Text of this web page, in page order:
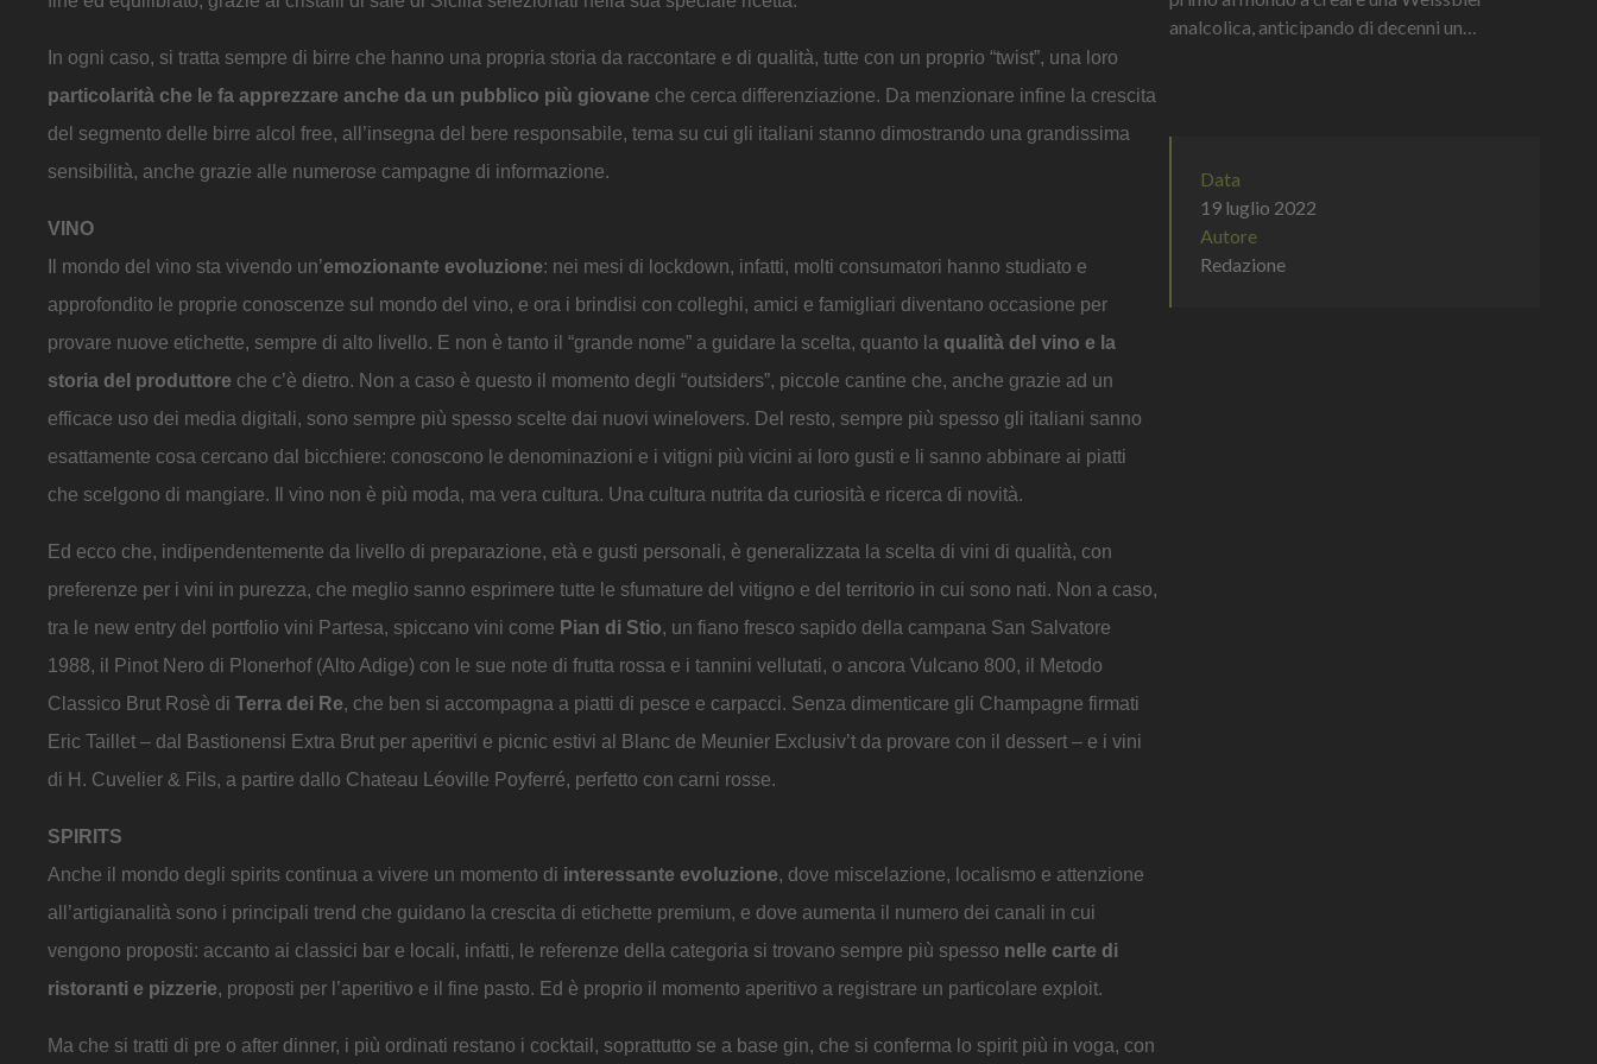
In ogni caso, si tratta sempre di birre che hanno una propria storia da raccontare e di qualità, tutte con un proprio “twist”, una loro
particolarità che le fa apprezzare anche da un pubblico più giovane che cerca differenziazione. Da menzionare infine la crescita
del segmento delle birre alcol free, all’insegna del bere responsabile, tema su cui gli italiani stanno dimostrando una grandissima
sensibilità, anche grazie alle numerose campagne di informazione.
VINO
Il mondo del vino sta vivendo un’emozionante evoluzione: nei mesi di lockdown, infatti, molti consumatori hanno studiato e
approfondito le proprie conoscenze sul mondo del vino, e ora i brindisi con colleghi, amici e famigliari diventano occasione per
provare nuove etichette, sempre di alto livello. E non è tanto il “grande nome” a guidare la scelta, quanto la qualità del vino e la
storia del produttore che c’è dietro. Non a caso è questo il momento degli “outsiders”, piccole cantine che, anche grazie ad un
efficace uso dei media digitali, sono sempre più spesso scelte dai nuovi winelovers. Del resto, sempre più spesso gli italiani sanno
esattamente cosa cercano dal bicchiere: conoscono le denominazioni e i vitigni più vicini ai loro gusti e li sanno abbinare ai piatti
che scelgono di mangiare. Il vino non è più moda, ma vera cultura. Una cultura nutrita da curiosità e ricerca di novità.
Ed ecco che, indipendentemente da livello di preparazione, età e gusti personali, è generalizzata la scelta di vini di qualità, con
preferenze per i vini in purezza, che meglio sanno esprimere tutte le sfumature del vitigno e del territorio in cui sono nati. Non a caso,
tra le new entry del portfolio vini Partesa, spiccano vini come Pian di Stio, un fiano fresco sapido della campana San Salvatore
1988, il Pinot Nero di Plonerhof (Alto Adige) con le sue note di frutta rossa e i tannini vellutati, o ancora Vulcano 800, il Metodo
Classico Brut Rosè di Terra dei Re, che ben si accompagna a piatti di pesce e carpacci. Senza dimenticare gli Champagne firmati
Eric Taillet – dal Bastionensi Extra Brut per aperitivi e picnic estivi al Blanc de Meunier Exclusiv’t da provare con il dessert – e i vini
di H. Cuvelier & Fils, a partire dallo Chateau Léoville Poyferré, perfetto con carni rosse.
SPIRITS
Anche il mondo degli spirits continua a vivere un momento di interessante evoluzione, dove miscelazione, localismo e attenzione
all’artigianalità sono i principali trend che guidano la crescita di etichette premium, e dove aumenta il numero dei canali in cui
vengono proposti: accanto ai classici bar e locali, infatti, le referenze della categoria si trovano sempre più spesso nelle carte di
ristoranti e pizzerie, proposti per l’aperitivo e il fine pasto. Ed è proprio il momento aperitivo a registrare un particolare exploit.
Ma che si tratti di pre o after dinner, i più ordinati restano i cocktail, soprattutto se a base gin, che si conferma lo spirit più in voga, con
analcolica, anticipando di decenni un
Data
19 luglio 2022
Autore
Redazione